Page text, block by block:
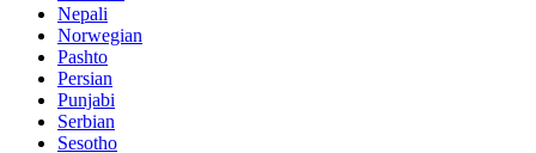
Nepali
Norwegian
Pashto
Persian
Punjabi
Serbian
Sesotho